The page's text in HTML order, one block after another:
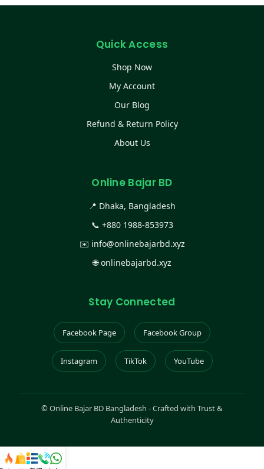
Quick Access
Shop Now
My Account
Our Blog
Refund & Return Policy
About Us
Online Bajar BD
📍 Dhaka, Bangladesh
📞 +880 1988-853973
✉️ info@onlinebajarbd.xyz
🌐onlinebajarbd.xyz
Stay Connected
Facebook Page Facebook Group
Instagram TikTok YouTube
©Online Bajar BD Bangladesh - Crafted with Trust &
Authenticity